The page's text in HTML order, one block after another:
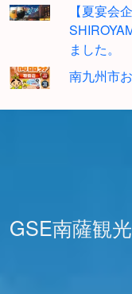
【夏宴会
ました。
南九州市
GSE南薩観光